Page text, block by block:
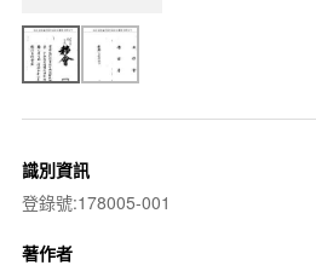
識別資訊
登錄號:178005-001
著作者